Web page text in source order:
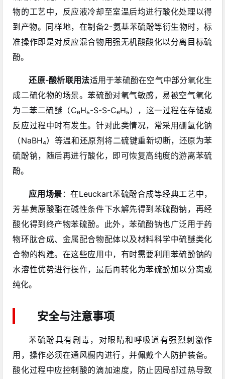
物的工艺中，反应液冷却至室温后均进行酸化处理以得
到产物。同样地，在制备2-氨基苯硫酚等衍生物时，标
准操作即是对反应混合物用强无机酸酸化以分离目标硫
酚。
还原-酸析联用法适用于苯硫酚在空气中部分氧化生
成二硫化物的场景。苯硫酚对氧气敏感，易被空气氧化
为二苯二硫醚（C₆H₅-S-S-C₆H₅），这一过程在存储或
反应过程中时有发生。针对此类情况，常采用硼氢化钠
（NaBH₄）等温和还原剂将二硫键重新切断，还原为苯
硫酚钠，随后再进行酸化，即可恢复高纯度的游离苯硫
酚。
应用场景 ：在Leuckart苯硫酚合成等经典工艺中，
芳基黄原酸酯在碱性条件下水解先得到苯硫酚钠，再经
酸化得到终产物苯硫酚。此外，苯硫酚钠也广泛用于药
物环肽合成、金属配合物配体以及材料科学中硫醚类化
合物的构建。在这些应用中，有时需要利用苯硫酚钠的
水溶性优势进行操作，最后再转化为苯硫酚加以分离或
纯化。
安全与注意事项
苯硫酚具有剧毒，对眼睛和呼吸道有强烈刺激作
用，操作必须在通风橱内进行，并佩戴个人防护装备。
酸化过程中应控制酸的滴加速度，防止因局部过热导致